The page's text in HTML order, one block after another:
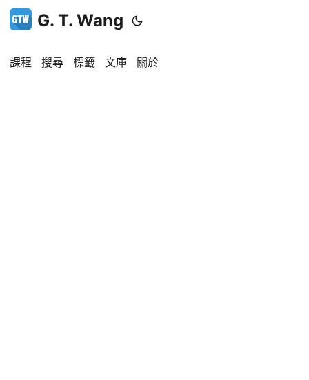
G. T. Wang
課程 搜尋 標籤 文庫 關於